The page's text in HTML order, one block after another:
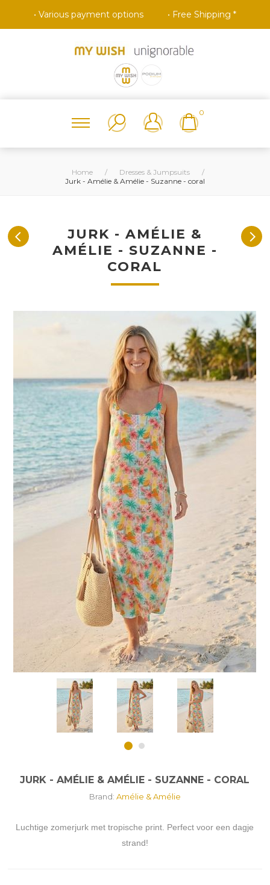
• Various payment options • Free Shipping *
0
Home / Dresses & Jumpsuits
/
Jurk - Amélie & Amélie - Suzanne - coral
JURK - AMÉLIE &
AMÉLIE - SUZANNE -
CORAL
JURK - AMÉLIE & AMÉLIE - SUZANNE - CORAL
Brand: Amélie & Amélie
Luchtige zomerjurk met tropische print. Perfect voor een dagje
strand!